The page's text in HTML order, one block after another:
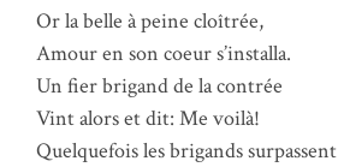
Or la belle à peine cloîtrée,
Amour en son coeur s’installa.
Un fier brigand de la contrée
Vint alors et dit: Me voilà!
Quelquefois les brigands surpassent